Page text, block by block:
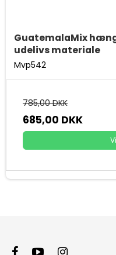
GuatemalaMix
udelivs materiale
Mvp542
785,00 DKK
685,00 DKK